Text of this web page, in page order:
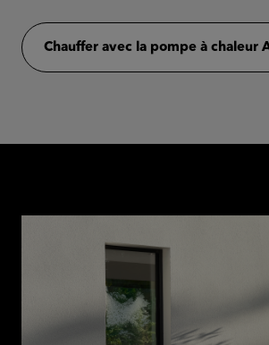
Chauffer avec la pompe à chaleur